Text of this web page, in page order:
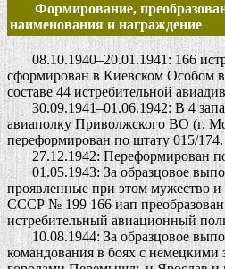
Формирование,
наименования и награждение
08.10.1940–20.01.1941: 166
сформирован в Киевском Особом
составе 44 истребительной
30.09.1941–01.06.1942: В 4
авиаполку Приволжского ВО (г.
переформирован по штату 015/174.
27.12.1942: Переформирован по
01.05.1943: За образцовое
проявленные при этом мужество
СССР № 199 166 иап преобразован
истребительный авиационный
10.08.1944: За образцовое
командования в боях с немецкими